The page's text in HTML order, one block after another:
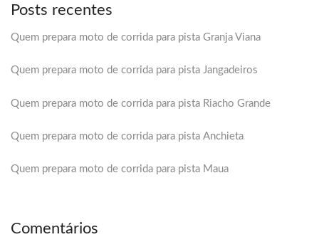
Posts recentes
Quem prepara moto de corrida para pista Granja Viana
Quem prepara moto de corrida para pista Jangadeiros
Quem prepara moto de corrida para pista Riacho Grande
Quem prepara moto de corrida para pista Anchieta
Quem prepara moto de corrida para pista Maua
Comentários